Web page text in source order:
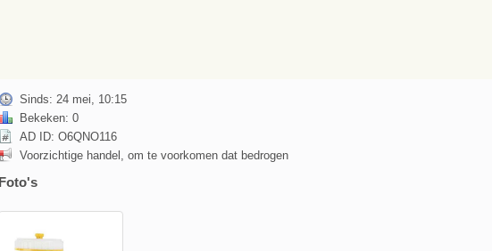
Sinds: 24 mei, 10:15
Bekeken: 0
AD ID: O6QNO116
Voorzichtige handel, om te voorkomen dat bedrogen
Foto's